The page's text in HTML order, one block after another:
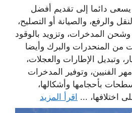
دائما إلى تقديم أفضل
والرفع، والصيانة أو التصليح،
المدخرات، وتزويد بالوقود
من المنحدرات والبرك وأيضا
وتبديل الإطارات والعجلات،
الفنيين، وتوفير المدخرات
بأحجامها وأشكالها،
اختلافها، ... اقرأ المزيد